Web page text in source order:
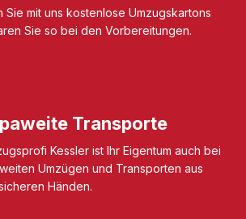
Sie mit uns kostenlose Umzugskartons
Sie so bei den Vorbereitungen.
Transporte
Kessler ist Ihr Eigentum auch bei
Umzügen und Transporten aus
Händen.